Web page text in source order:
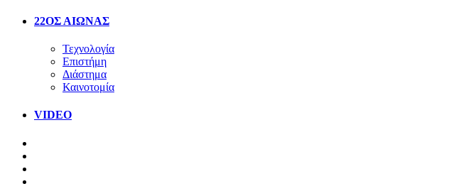
22ΟΣ ΑΙΩΝΑΣ
Τεχνολογία
Επιστήμη
Διάστημα
Καινοτομία
VIDEO